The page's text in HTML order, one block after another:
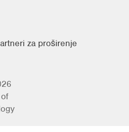
za proširenje